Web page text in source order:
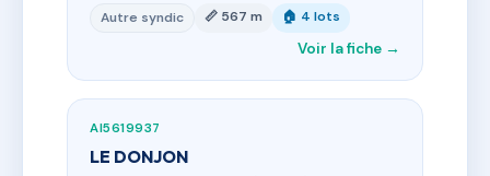
Autre syndic 📏 567 m 🏠 4 lots
Voir la fiche →
AI5619937
LE DONJON